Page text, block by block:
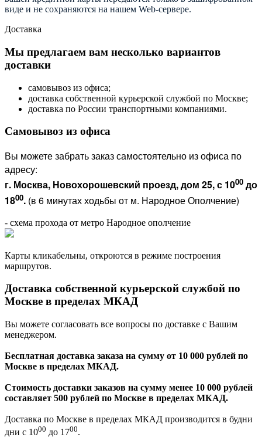
виде и не сохраняются на нашем Web-сервере.
Доставка
Мы предлагаем вам несколько вариантов
доставки
самовывоз из офиса;
доставка собственной курьерской службой по Москве;
доставка по России транспортными компаниями.
Самовывоз из офиса
Вы можете забрать заказ самостоятельно из офиса по
адресу:
г. Москва, Новохорошевский проезд, дом 25, с 1000 до
1800. (в 6 минутах ходьбы от м. Народное Ополчение)
- схема прохода от метро Народное ополчение
Карты кликабельны, откроются в режиме построения
маршрутов.
Доставка собственной курьерской службой по
Москве в пределах МКАД
Вы можете согласовать все вопросы по доставке с Вашим
менеджером.
Бесплатная доставка заказа на сумму от 10 000 рублей по
Москве в пределах МКАД.
Стоимость доставки заказов на сумму менее 10 000 рублей
составляет 500 рублей по Москве в пределах МКАД.
Доставка по Москве в пределах МКАД производится в будни
дни с 1000 до 1700.